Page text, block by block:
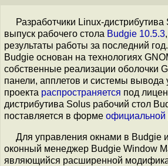
Разработчики Linux-дистрибутива
выпуск рабочего стола Budgie 10.5.3
результаты работы за последний
Budgie основан на технологиях
собственные реализации оболочки
панели, апплетов и системы вывода
проекта распространяется под
дистрибутива Solus рабочий стол
поставляется в форме официальной
Для управления окнами в Budgie
оконный менеджер Budgie Window
являющийся расширенной